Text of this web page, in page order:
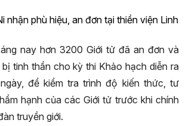
nhận phù hiệu, an đơn tại thiền viện Linh
nay hơn 3200 Giới tử đã an đơn và
tinh thần cho kỳ thi Khảo hạch diễn ra
để kiểm tra trình độ kiến thức, tư
hạnh của các Giới tử trước khi chính
truyền giới.